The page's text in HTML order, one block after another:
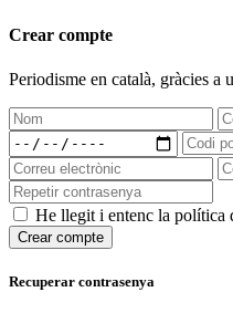
Crear compte
Periodisme en català, gràcies a
He llegit i entenc la política
Crear compte
Recuperar contrasenya